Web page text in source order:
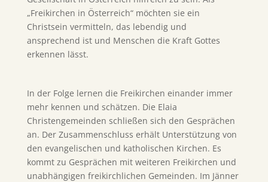
„Freikirchen in Österreich“ möchten sie ein
Christsein vermitteln, das lebendig und
ansprechend ist und Menschen die Kraft Gottes
erkennen lässt.
In der Folge lernen die Freikirchen einander immer
mehr kennen und schätzen. Die Elaia
Christengemeinden schließen sich den Gesprächen
an. Der Zusammenschluss erhält Unterstützung von
den evangelischen und katholischen Kirchen. Es
kommt zu Gesprächen mit weiteren Freikirchen und
unabhängigen freikirchlichen Gemeinden. Im Jänner